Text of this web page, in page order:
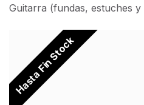
Guitarra (fundas, estuches y
Hasta Fin Stock